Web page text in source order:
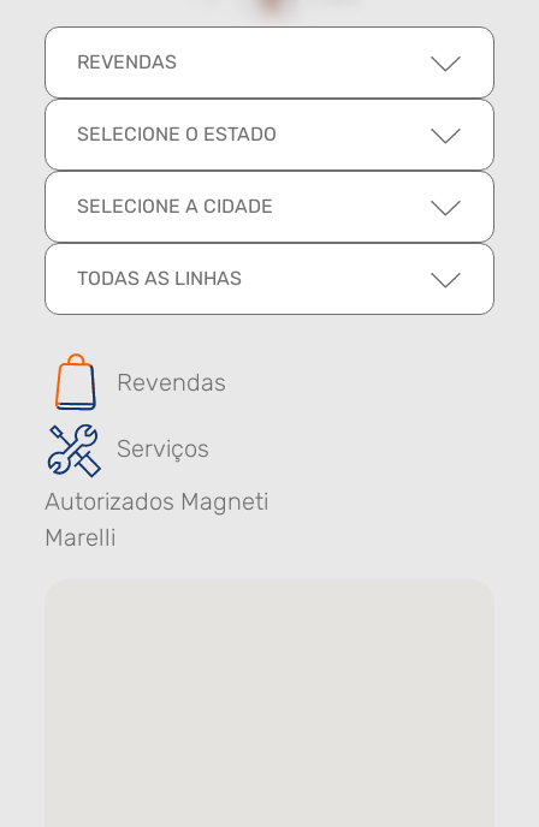
REVENDAS
SELECIONE O ESTADO
SELECIONE A CIDADE
TODAS AS LINHAS
Revendas
Serviços
Autorizados Magneti
Marelli